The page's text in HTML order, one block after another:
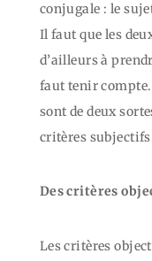
conjugale : le
Il faut que les
d’ailleurs à
faut tenir
sont de deux
critères
Des critères
Les critères